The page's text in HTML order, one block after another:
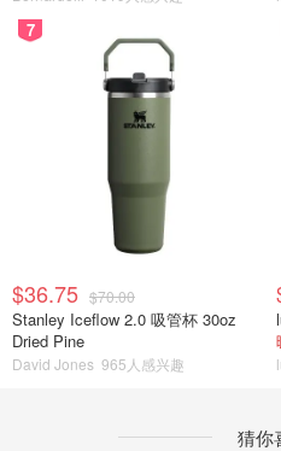
7
$36.75 $70.00
Stanley Iceflow 2.0 吸管杯 30oz
Dried Pine
David Jones 965人感兴趣
猜你